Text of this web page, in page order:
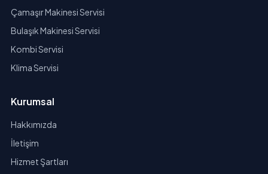
Çamaşır Makinesi Servisi
Bulaşık Makinesi Servisi
Kombi Servisi
Klima Servisi
Kurumsal
Hakkımızda
İletişim
Hizmet Şartları